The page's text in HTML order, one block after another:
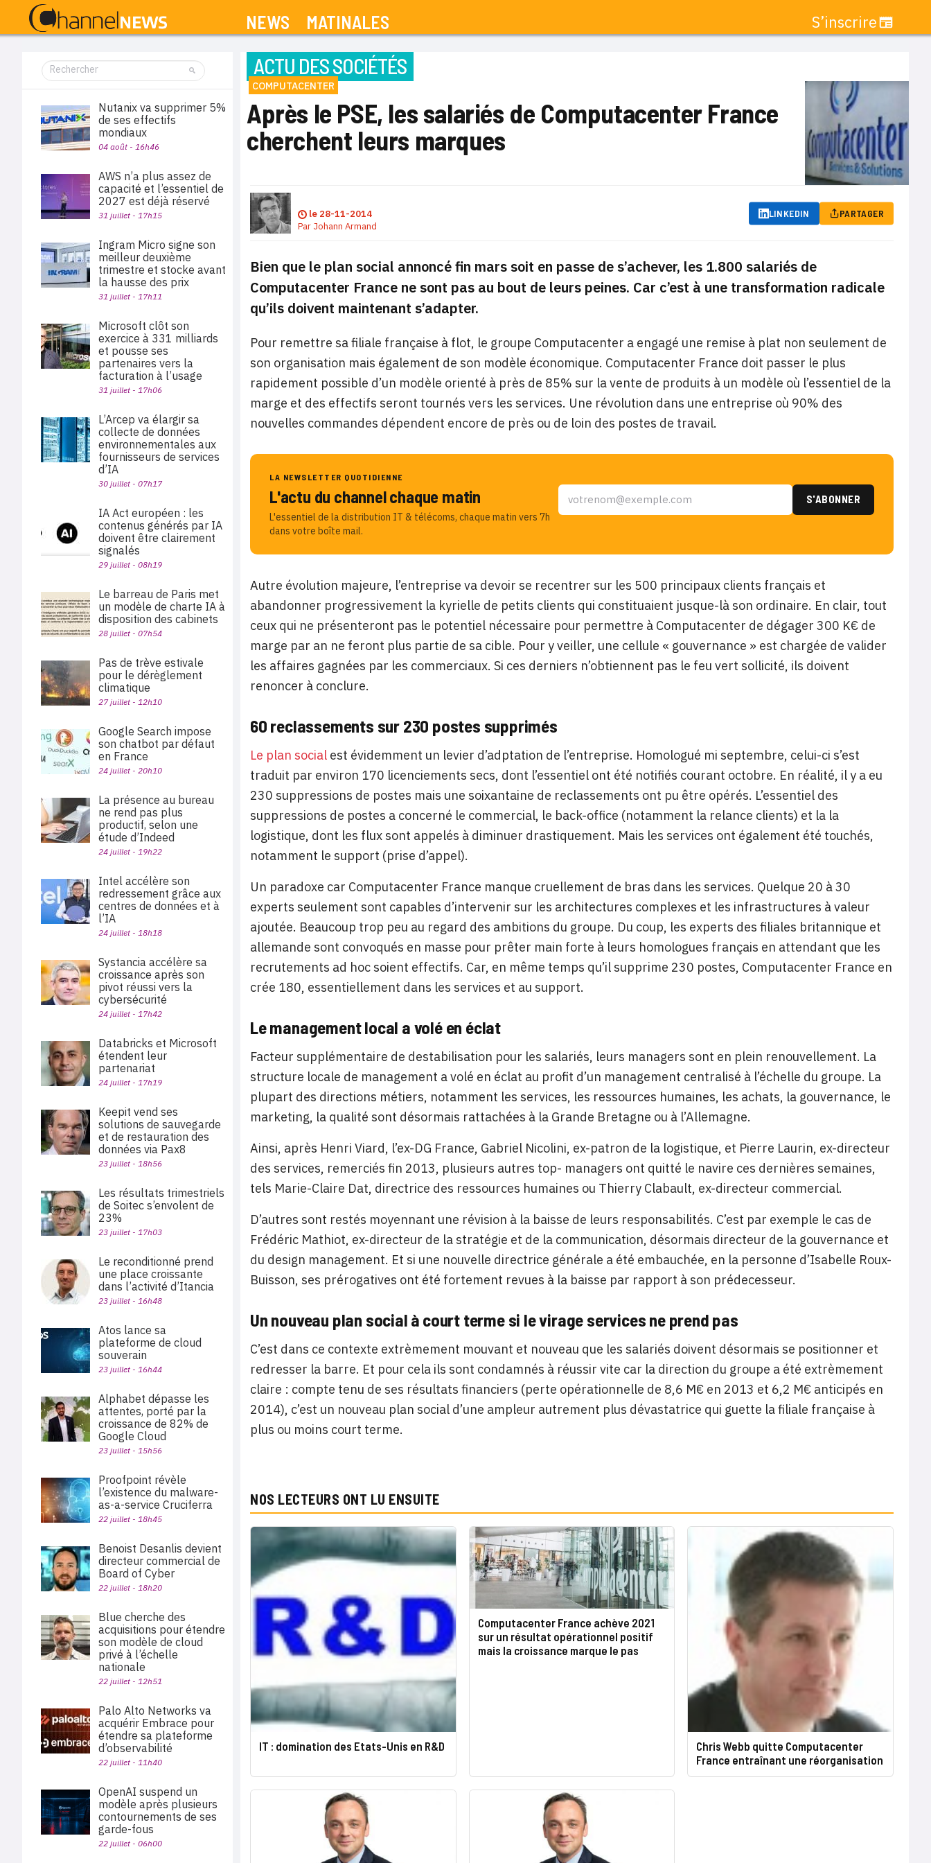
NEWS MATINALES S’inscrire
ACTU DES SOCIÉTÉS
COMPUTACENTER
Après le PSE, les salariés de Computacenter France
cherchent leurs marques
le 28-11-2014
Par Johann Armand
LINKEDIN PARTAGER
Bien que le plan social annoncé fin mars soit en passe de s’achever, les 1.800 salariés de
Computacenter France ne sont pas au bout de leurs peines. Car c’est à une transformation radicale
qu’ils doivent maintenant s’adapter.
Pour remettre sa filiale française à flot, le groupe Computacenter a engagé une remise à plat non seulement de
son organisation mais également de son modèle économique. Computacenter France doit passer le plus
rapidement possible d’un modèle orienté à près de 85% sur la vente de produits à un modèle où l’essentiel de la
marge et des effectifs seront tournés vers les services. Une révolution dans une entreprise où 90% des
nouvelles commandes dépendent encore de près ou de loin des postes de travail.
LA NEWSLETTER QUOTIDIENNE
L'actu du channel chaque matin
L'essentiel de la distribution IT & télécoms, chaque matin vers 7h
dans votre boîte mail.
Autre évolution majeure, l’entreprise va devoir se recentrer sur les 500 principaux clients français et
abandonner progressivement la kyrielle de petits clients qui constituaient jusque-là son ordinaire. En clair, tout
ceux qui ne présenteront pas le potentiel nécessaire pour permettre à Computacenter de dégager 300 K€ de
marge par an ne feront plus partie de sa cible. Pour y veiller, une cellule « gouvernance » est chargée de valider
les affaires gagnées par les commerciaux. Si ces derniers n’obtiennent pas le feu vert sollicité, ils doivent
renoncer à conclure.
60 reclassements sur 230 postes supprimés
Le plan social est évidemment un levier d’adptation de l’entreprise. Homologué mi septembre, celui-ci s’est
traduit par environ 170 licenciements secs, dont l’essentiel ont été notifiés courant octobre. En réalité, il y a eu
230 suppressions de postes mais une soixantaine de reclassements ont pu être opérés. L’essentiel des
suppressions de postes a concerné le commercial, le back-office (notamment la relance clients) et la la
logistique, dont les flux sont appelés à diminuer drastiquement. Mais les services ont également été touchés,
notamment le support (prise d’appel).
Un paradoxe car Computacenter France manque cruellement de bras dans les services. Quelque 20 à 30
experts seulement sont capables d’intervenir sur les architectures complexes et les infrastructures à valeur
ajoutée. Beaucoup trop peu au regard des ambitions du groupe. Du coup, les experts des filiales britannique et
allemande sont convoqués en masse pour prêter main forte à leurs homologues français en attendant que les
recrutements ad hoc soient effectifs. Car, en même temps qu’il supprime 230 postes, Computacenter France en
crée 180, essentiellement dans les services et au support.
Le management local a volé en éclat
Facteur supplémentaire de destabilisation pour les salariés, leurs managers sont en plein renouvellement. La
structure locale de management a volé en éclat au profit d’un management centralisé à l’échelle du groupe. La
plupart des directions métiers, notamment les services, les ressources humaines, les achats, la gouvernance, le
marketing, la qualité sont désormais rattachées à la Grande Bretagne ou à l’Allemagne.
Ainsi, après Henri Viard, l’ex-DG France, Gabriel Nicolini, ex-patron de la logistique, et Pierre Laurin, ex-directeur
des services, remerciés fin 2013, plusieurs autres top- managers ont quitté le navire ces dernières semaines,
tels Marie-Claire Dat, directrice des ressources humaines ou Thierry Clabault, ex-directeur commercial.
D’autres sont restés moyennant une révision à la baisse de leurs responsabilités. C’est par exemple le cas de
Frédéric Mathiot, ex-directeur de la stratégie et de la communication, désormais directeur de la gouvernance et
du design management. Et si une nouvelle directrice générale a été embauchée, en la personne d’Isabelle Roux-
Buisson, ses prérogatives ont été fortement revues à la baisse par rapport à son prédecesseur.
Un nouveau plan social à court terme si le virage services ne prend pas
C’est dans ce contexte extrèmement mouvant et nouveau que les salariés doivent désormais se positionner et
redresser la barre. Et pour cela ils sont condamnés à réussir vite car la direction du groupe a été extrèmement
claire : compte tenu de ses résultats financiers (perte opérationnelle de 8,6 M€ en 2013 et 6,2 M€ anticipés en
2014), c’est un nouveau plan social d’une ampleur autrement plus dévastatrice qui guette la filiale française à
plus ou moins court terme.
NOS LECTEURS ONT LU ENSUITE
IT : domination des Etats-Unis en R&D
Computacenter France achève 2021
sur un résultat opérationnel positif
mais la croissance marque le pas
Chris Webb quitte Computacenter
France entraînant une réorganisation
Nutanix va supprimer 5%
de ses effectifs
mondiaux
04 août - 16h46
AWS n’a plus assez de
capacité et l’essentiel de
2027 est déjà réservé
31 juillet - 17h15
Ingram Micro signe son
meilleur deuxième
trimestre et stocke avant
la hausse des prix
31 juillet - 17h11
Microsoft clôt son
exercice à 331 milliards
et pousse ses
partenaires vers la
facturation à l’usage
31 juillet - 17h06
L’Arcep va élargir sa
collecte de données
environnementales aux
fournisseurs de services
d’IA
30 juillet - 07h17
IA Act européen : les
contenus générés par IA
doivent être clairement
signalés
29 juillet - 08h19
Le barreau de Paris met
un modèle de charte IA à
disposition des cabinets
28 juillet - 07h54
Pas de trève estivale
pour le dérèglement
climatique
27 juillet - 12h10
Google Search impose
son chatbot par défaut
en France
24 juillet - 20h10
La présence au bureau
ne rend pas plus
productif, selon une
étude d’Indeed
24 juillet - 19h22
Intel accélère son
redressement grâce aux
centres de données et à
l’IA
24 juillet - 18h18
Systancia accélère sa
croissance après son
pivot réussi vers la
cybersécurité
24 juillet - 17h42
Databricks et Microsoft
étendent leur
partenariat
24 juillet - 17h19
Keepit vend ses
solutions de sauvegarde
et de restauration des
données via Pax8
23 juillet - 18h56
Les résultats trimestriels
de Soitec s’envolent de
23%
23 juillet - 17h03
Le reconditionné prend
une place croissante
dans l’activité d’Itancia
23 juillet - 16h48
Atos lance sa
plateforme de cloud
souverain
23 juillet - 16h44
Alphabet dépasse les
attentes, porté par la
croissance de 82% de
Google Cloud
23 juillet - 15h56
Proofpoint révèle
l’existence du malware-
as-a-service Cruciferra
22 juillet - 18h45
Benoist Desanlis devient
directeur commercial de
Board of Cyber
22 juillet - 18h20
Blue cherche des
acquisitions pour étendre
son modèle de cloud
privé à l’échelle
nationale
22 juillet - 12h51
Palo Alto Networks va
acquérir Embrace pour
étendre sa plateforme
d’observabilité
22 juillet - 11h40
OpenAI suspend un
modèle après plusieurs
contournements de ses
garde-fous
22 juillet - 06h00